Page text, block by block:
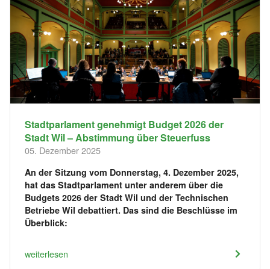
Stadtparlament genehmigt Budget 2026 der
Stadt Wil – Abstimmung über Steuerfuss
05. Dezember 2025
An der Sitzung vom Donnerstag, 4. Dezember 2025,
hat das Stadtparlament unter anderem über die
Budgets 2026 der Stadt Wil und der Technischen
Betriebe Wil debattiert. Das sind die Beschlüsse im
Überblick:
weiterlesen